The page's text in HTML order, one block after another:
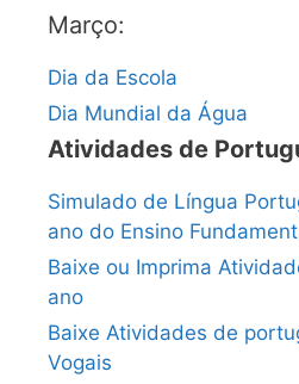
Março:
Dia da Escola
Dia Mundial da Água
Atividades de
Simulado de Língua
ano do Ensino
Baixe ou Imprima
ano
Baixe Atividades de
Vogais